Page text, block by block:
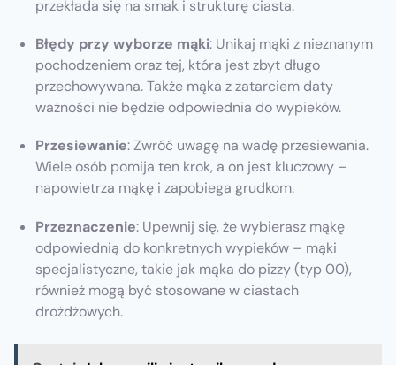
przekłada się na smak i strukturę ciasta.
Błędy przy wyborze mąki: Unikaj mąki z nieznanym
pochodzeniem oraz tej, która jest zbyt długo
przechowywana. Także mąka z zatarciem daty
ważności nie będzie odpowiednia do wypieków.
Przesiewanie: Zwróć uwagę na wadę przesiewania.
Wiele osób pomija ten krok, a on jest kluczowy –
napowietrza mąkę i zapobiega grudkom.
Przeznaczenie: Upewnij się, że wybierasz mąkę
odpowiednią do konkretnych wypieków – mąki
specjalistyczne, takie jak mąka do pizzy (typ 00),
również mogą być stosowane w ciastach
drożdżowych.